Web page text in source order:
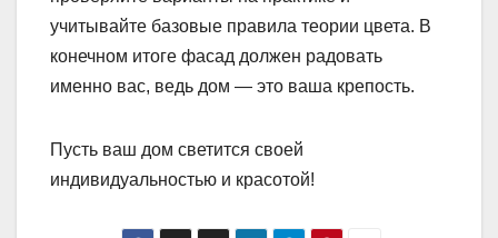
учитывайте базовые правила теории цвета. В
конечном итоге фасад должен радовать
именно вас, ведь дом — это ваша крепость.
Пусть ваш дом светится своей
индивидуальностью и красотой!